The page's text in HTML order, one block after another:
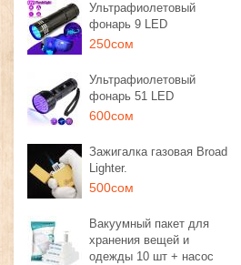
Ультрафиолетовый
фонарь 9 LED
250сом
Ультрафиолетовый
фонарь 51 LED
600сом
Зажигалка газовая Broad
Lighter.
500сом
Вакуумный пакет для
хранения вещей и
одежды 10 шт + насос